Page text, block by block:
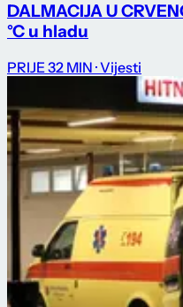
DALMACIJA U
°C u hladu
PRIJE 32 MIN · Vijesti